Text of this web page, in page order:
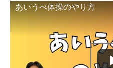
あいうべ体操のやり方